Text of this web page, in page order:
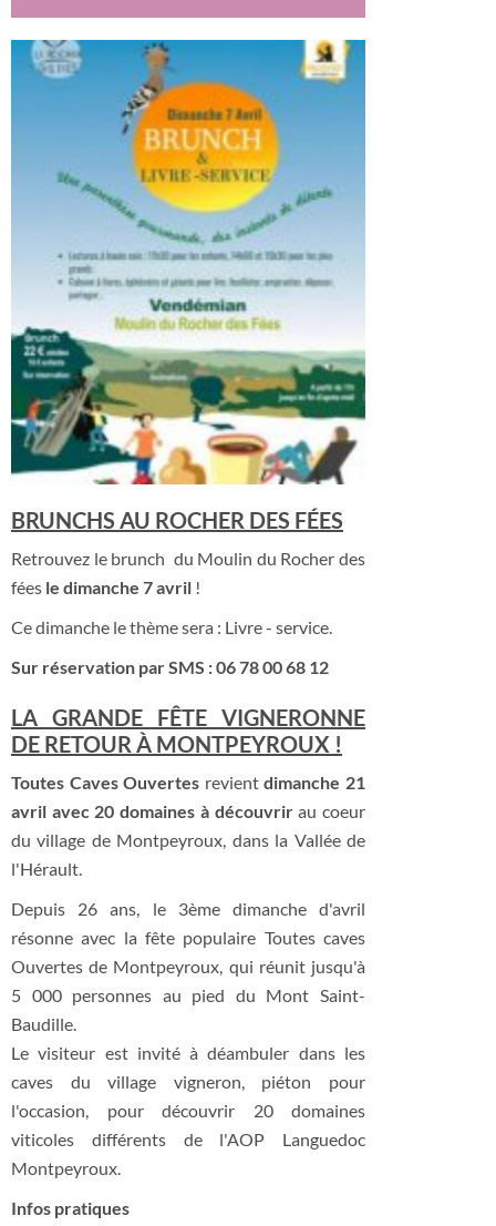
BRUNCHS AU ROCHER DES FÉES
Retrouvez le brunch du Moulin du Rocher des
fées le dimanche 7 avril !
Ce dimanche le thème sera : Livre - service.
Sur réservation par SMS : 06 78 00 68 12
LA GRANDE FÊTE VIGNERONNE
DE RETOUR À MONTPEYROUX !
Toutes Caves Ouvertes revientdimanche 21
avril avec 20 domaines à découvrirau coeur
du village de Montpeyroux, dans la Vallée de
l'Hérault.
Depuis 26 ans, le 3ème dimanche d'avril
résonne avec la fête populaire Toutes caves
Ouvertes de Montpeyroux, qui réunit jusqu'à
5 000 personnes au pied du Mont Saint-
Baudille.
Le visiteur est invité à déambuler dans les
caves du village vigneron, piéton pour
l'occasion, pour découvrir 20 domaines
viticoles différents de l'AOP Languedoc
Montpeyroux.
Infos pratiques